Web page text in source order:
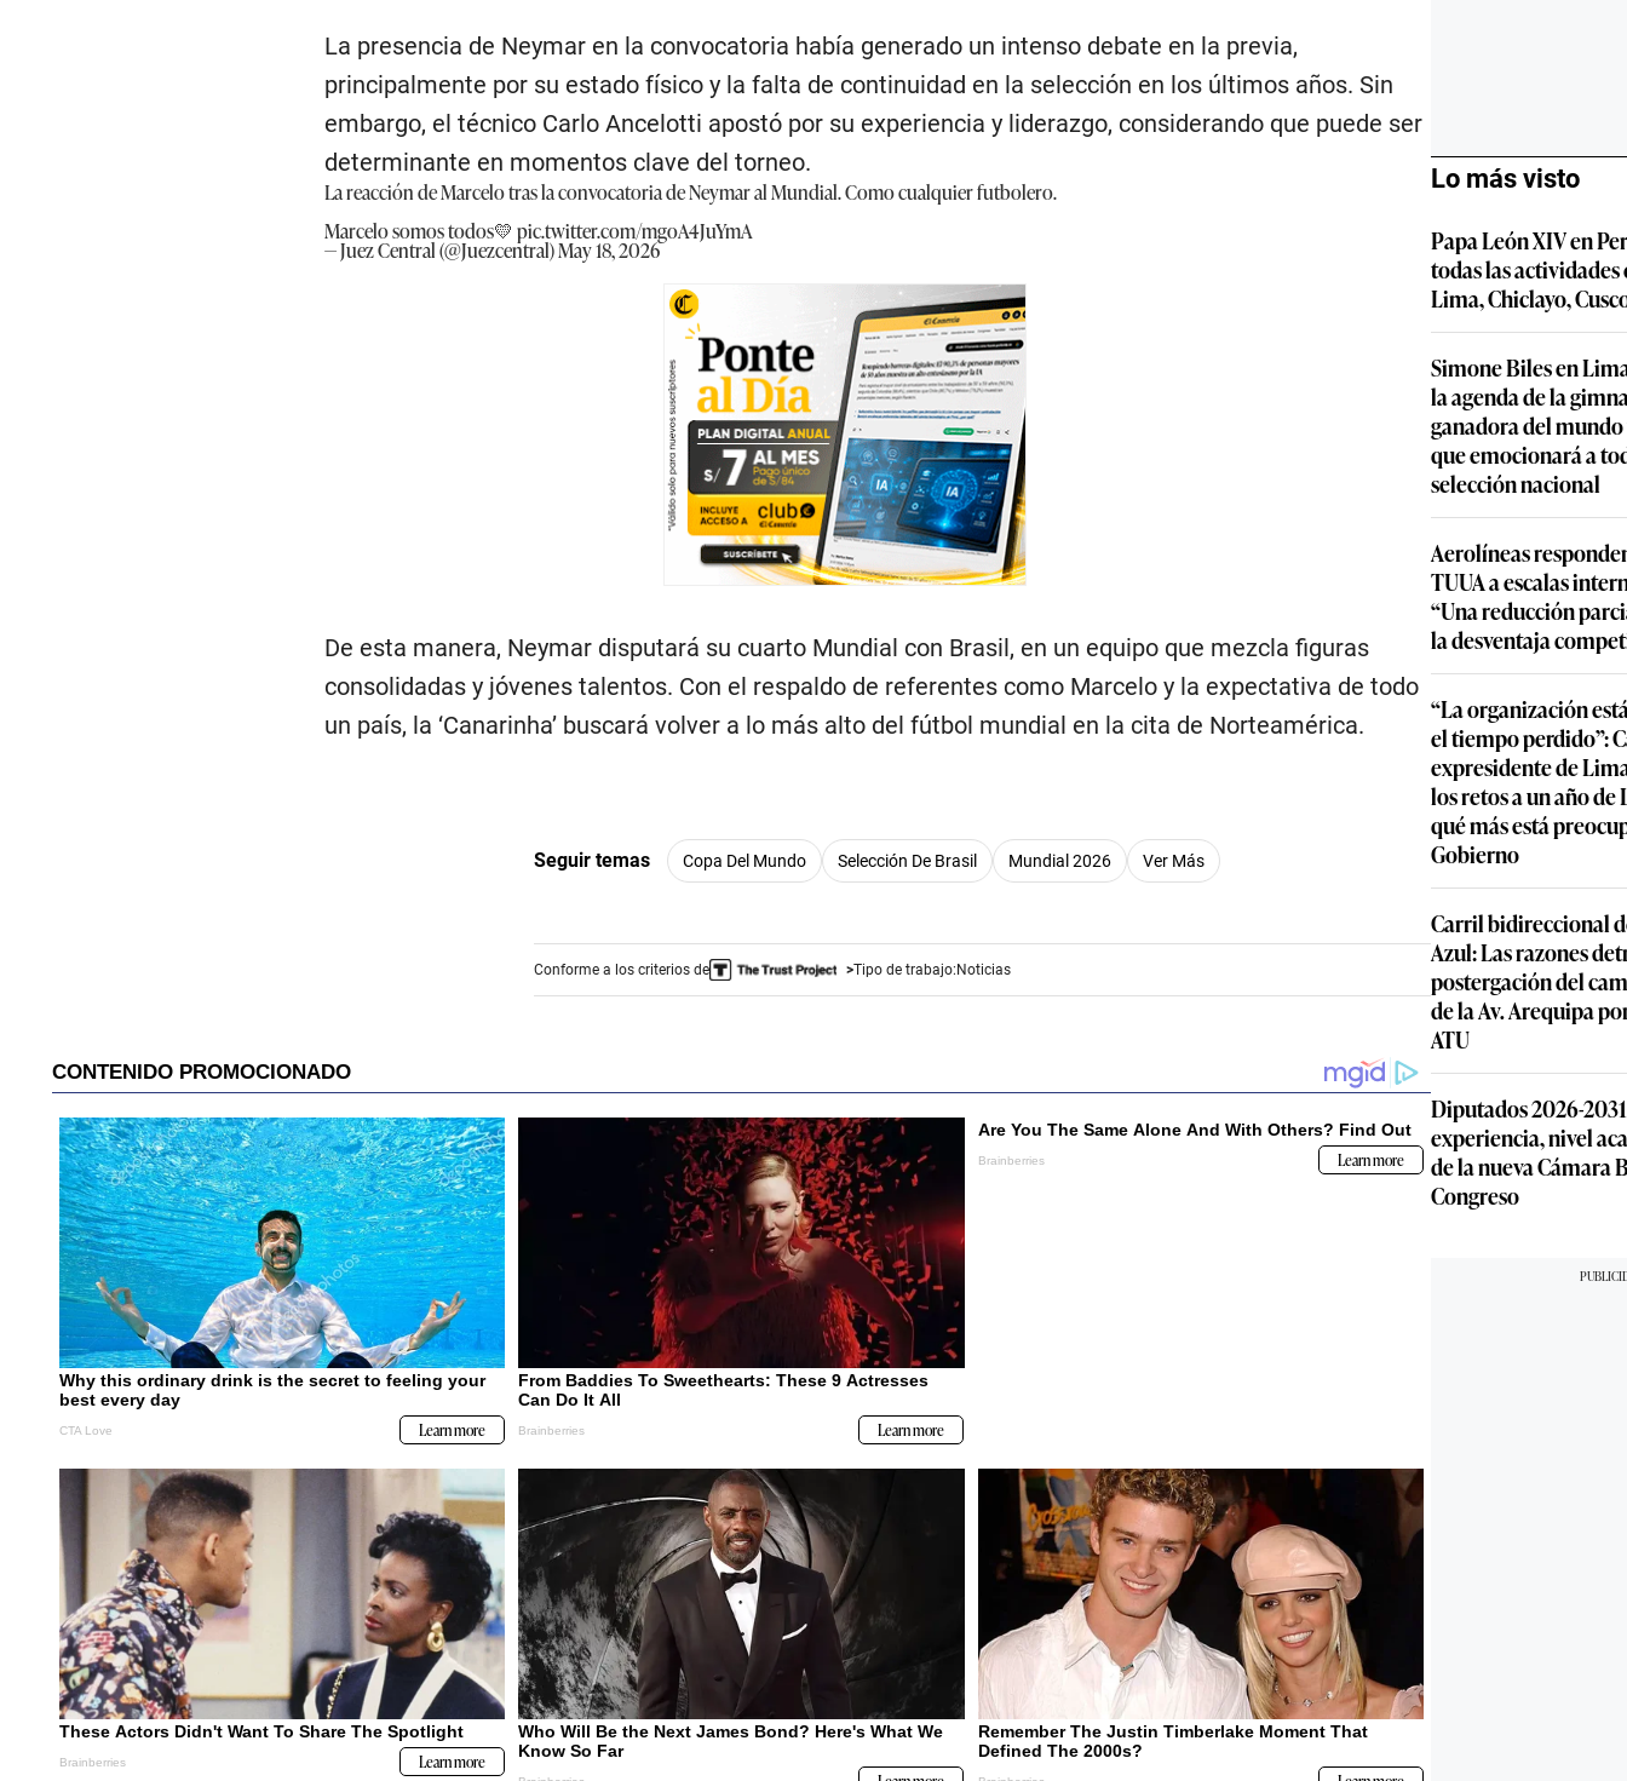
La presencia de Neymar en la convocatoria había generado un intenso debate en la previa,
principalmente por su estado físico y la falta de continuidad en la selección en los últimos años. Sin
embargo, el técnico Carlo Ancelotti apostó por su experiencia y liderazgo, considerando que puede ser
determinante en momentos clave del torneo.
La reacción de Marcelo tras la convocatoria de Neymar al Mundial. Como cualquier futbolero.
Marcelo somos todos💛 pic.twitter.com/mgoA4JuYmA
— Juez Central (@Juezcentral)May 18, 2026
De esta manera, Neymar disputará su cuarto Mundial con Brasil, en un equipo que mezcla figuras
consolidadas y jóvenes talentos. Con el respaldo de referentes como Marcelo y la expectativa de todo
un país, la ‘Canarinha’ buscará volver a lo más alto del fútbol mundial en la cita de Norteamérica.
Seguir temas Copa Del Mundo Selección De Brasil Mundial 2026 Ver Más
Conforme a los criterios de Tipo de trabajo:Noticias
Lo más visto
Papa León XIV en
todas las
Lima, Chiclayo,
Simone Biles en
la agenda de la
ganadora del
que emocionará a
selección nacional
Aerolíneas
TUUA a escalas
“Una reducción
la desventaja
“La organización
el tiempo perdido”:
expresidente de
los retos a un año de
qué más está
Gobierno
Carril bidireccional
Azul: Las razones
postergación del
de la Av. Arequipa
ATU
Diputados 2026-
experiencia, nivel
de la nueva Cámara
Congreso